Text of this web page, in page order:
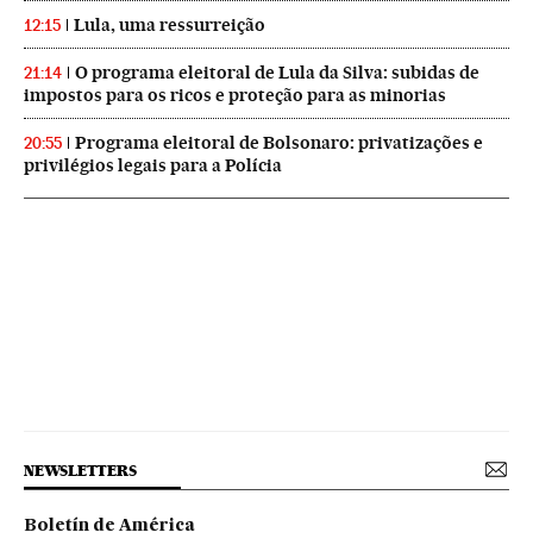
12:15 Lula, uma ressurreição
21:14
O programa eleitoral de Lula da Silva: subidas de
impostos para os ricos e proteção para as minorias
20:55
Programa eleitoral de Bolsonaro: privatizações e
privilégios legais para a Polícia
NEWSLETTERS
Boletín de América